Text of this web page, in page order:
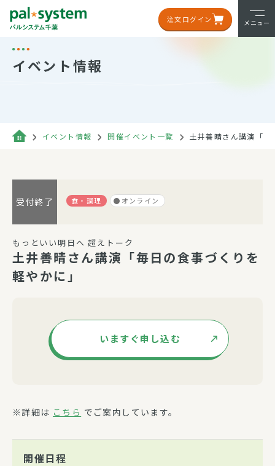
注文ログイン メニュー
イベント情報
イベント情報 開催イベント一覧 土井善晴さん講演「
受付終了 食・調理 オンライン
もっといい明日へ 超えトーク
土井善晴さん講演「毎日の食事づくりを
軽やかに」
いますぐ申し込む
※詳細は こちら でご案内しています。
開催日程